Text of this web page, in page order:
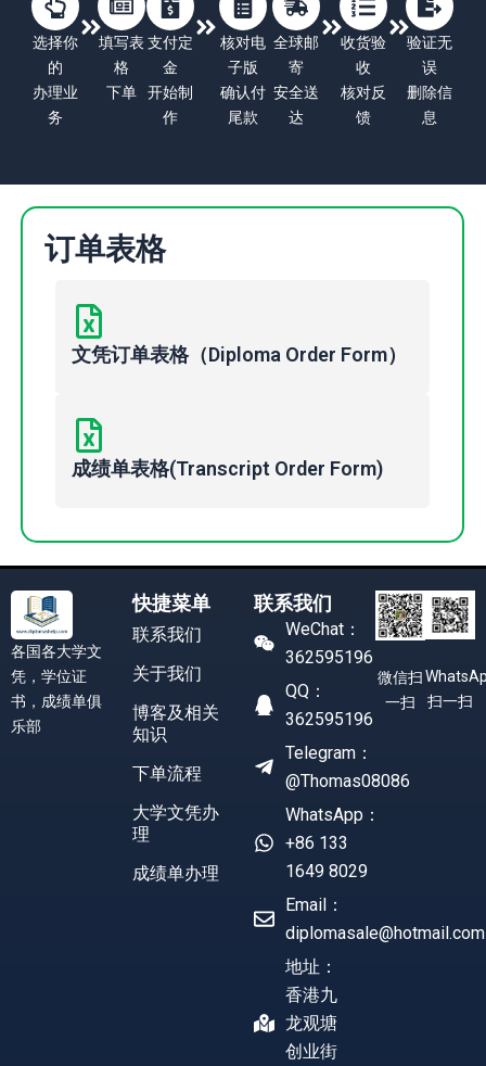
选择你
的
办理业
务
填写表
格
下单
支付定
金
开始制
作
核对电
子版
确认付
尾款
全球邮
寄
安全送
达
收货验
收
核对反
馈
验证无
误
删除信
息
订单表格
文凭订单表格（Diploma Order Form）
成绩单表格(Transcript Order Form)
各国各大学文
凭，学位证
书，成绩单俱
乐部
快捷菜单
联系我们
关于我们
博客及相关
知识
下单流程
大学文凭办
理
成绩单办理
联系我们
WeChat：
362595196
QQ：
362595196
Telegram：
@Thomas08086
WhatsApp：
+86 133
1649 8029
Email：
diplomasale@hotmail.com
地址：
香港九
龙观塘
创业街
微信扫
一扫
扫一扫